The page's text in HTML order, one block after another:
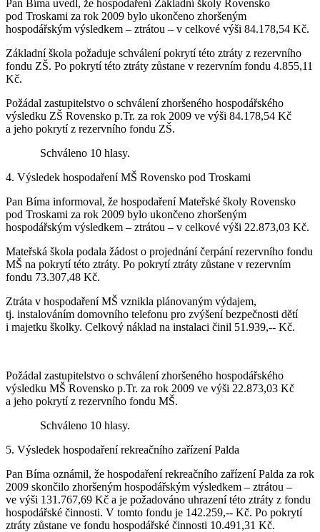
Pan Bíma uvedl, že hospodaření Základní školy Rovensko
pod Troskami za rok 2009 bylo ukončeno zhoršeným
hospodářským výsledkem – ztrátou – v celkové výši 84.178,54 Kč.
Základní škola požaduje schválení pokrytí této ztráty z rezervního
fondu ZŠ. Po pokrytí této ztráty zůstane v rezervním fondu 4.855,11
Kč.
Požádal zastupitelstvo o schválení zhoršeného hospodářského
výsledku ZŠ Rovensko p.Tr. za rok 2009 ve výši 84.178,54 Kč
a jeho pokrytí z rezervního fondu ZŠ.
Schváleno 10 hlasy.
4. Výsledek hospodaření MŠ Rovensko pod Troskami
Pan Bíma informoval, že hospodaření Mateřské školy Rovensko
pod Troskami za rok 2009 bylo ukončeno zhoršeným
hospodářským výsledkem – ztrátou – v celkové výši 22.873,03 Kč.
Mateřská škola podala žádost o projednání čerpání rezervního fondu
MŠ na pokrytí této ztráty. Po pokrytí ztráty zůstane v rezervním
fondu 73.307,48 Kč.
Ztráta v hospodaření MŠ vznikla plánovaným výdajem,
tj. instalováním domovního telefonu pro zvýšení bezpečnosti dětí
i majetku školky. Celkový náklad na instalaci činil 51.939,-- Kč.
Požádal zastupitelstvo o schválení zhoršeného hospodářského
výsledku MŠ Rovensko p.Tr. za rok 2009 ve výši 22.873,03 Kč
a jeho pokrytí z rezervního fondu MŠ.
Schváleno 10 hlasy.
5. Výsledek hospodaření rekreačního zařízení Palda
Pan Bíma oznámil, že hospodaření rekreačního zařízení Palda za rok
2009 skončilo zhoršeným hospodářským výsledkem – ztrátou –
ve výši 131.767,69 Kč a je požadováno uhrazení této ztráty z fondu
hospodářské činnosti. V tomto fondu je 142.259,-- Kč. Po pokrytí
ztráty zůstane ve fondu hospodářské činnosti 10.491,31 Kč.